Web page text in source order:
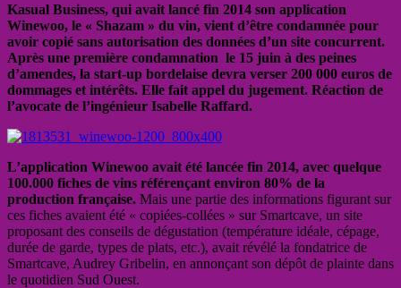
Kasual Business, qui avait lancé fin 2014 son application
Winewoo, le « Shazam » du vin, vient d’être condamnée pour
avoir copié sans autorisation des données d’un site concurrent.
Après une première condamnation le 15 juin à des peines
d’amendes, la start-up bordelaise devra verser 200 000 euros de
dommages et intérêts. Elle fait appel du jugement. Réaction de
l’avocate de l’ingénieur Isabelle Raffard.
L’application Winewoo avait été lancée fin 2014, avec quelque
100.000 fiches de vins référençant environ 80% de la
production française. Mais une partie des informations figurant sur
ces fiches avaient été « copiées-collées » sur Smartcave, un site
proposant des conseils de dégustation (température idéale, cépage,
durée de garde, types de plats, etc.), avait révélé la fondatrice de
Smartcave, Audrey Gribelin, en annonçant son dépôt de plainte dans
le quotidien Sud Ouest.